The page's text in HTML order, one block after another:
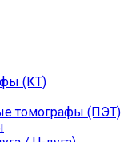
(КТ)
томографы (ПЭТ)